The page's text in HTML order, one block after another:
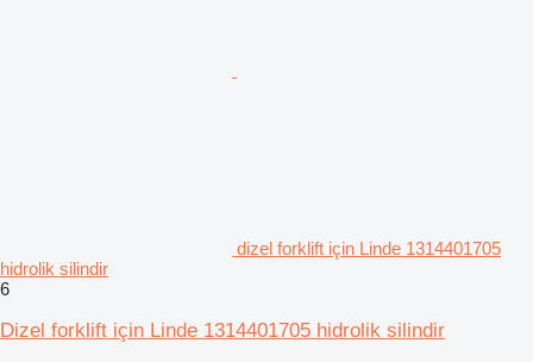
dizel forklift için Linde 1314401705
hidrolik silindir
6
Dizel forklift için Linde 1314401705 hidrolik silindir